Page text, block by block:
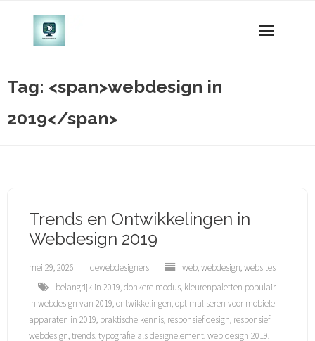
Tag: <span>webdesign in
2019</span>
Trends en Ontwikkelingen in
Webdesign 2019
mei 29, 2026 dewebdesigners web,webdesign,websites
belangrijk in 2019,donkere modus, kleurenpaletten populair
in webdesign van 2019,ontwikkelingen,optimaliseren voor mobiele
apparaten in 2019, praktische kennis, responsief design, responsief
webdesign,trends,typografie als designelement,web design 2019,